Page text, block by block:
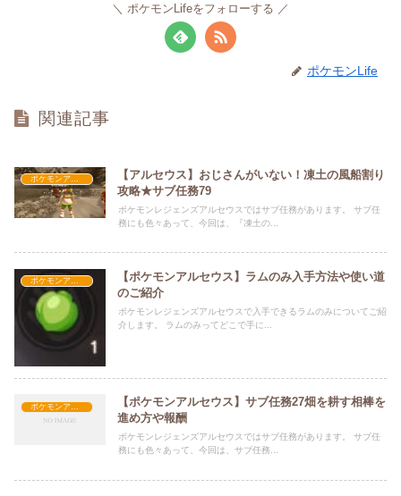
ポケモンLifeをフォローする
ポケモンLife
関連記事
ポケモンアルセウス攻略
【アルセウス】おじさんがいない！凍土の風船割り
攻略★サブ任務79
ポケモンレジェンズアルセウスではサブ任務があります。 サブ任
務にも色々あって、今回は、『凍土の...
ポケモンアルセウス攻略
【ポケモンアルセウス】ラムのみ入手方法や使い道
のご紹介
ポケモンレジェンズアルセウスで入手できるラムのみについてご紹
介します。 ラムのみってどこで手に...
【ポケモンアルセウス】サブ任務27畑を耕す相棒を
進め方や報酬
ポケモンレジェンズアルセウスではサブ任務があります。 サブ任
務にも色々あって、今回は、サブ任務...